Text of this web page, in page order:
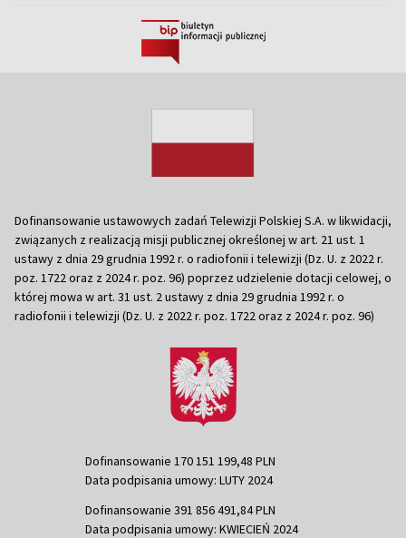
Dofinansowanie ustawowych zadań Telewizji Polskiej S.A. w likwidacji,
związanych z realizacją misji publicznej określonej w art. 21 ust. 1
ustawy z dnia 29 grudnia 1992 r. o radiofonii i telewizji (Dz. U. z 2022 r.
poz. 1722 oraz z 2024 r. poz. 96) poprzez udzielenie dotacji celowej, o
której mowa w art. 31 ust. 2 ustawy z dnia 29 grudnia 1992 r. o
radiofonii i telewizji (Dz. U. z 2022 r. poz. 1722 oraz z 2024 r. poz. 96)
Dofinansowanie 170 151 199,48 PLN
Data podpisania umowy: LUTY 2024
Dofinansowanie 391 856 491,84 PLN
Data podpisania umowy: KWIECIEŃ 2024